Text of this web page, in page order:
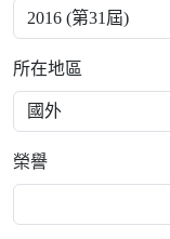
所在地區
榮譽